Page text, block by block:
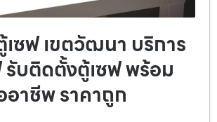
ซฟ เขตวัฒนา บริการ
รับติดตั้งตู้เซฟ พร้อม
าชีพ ราคาถูก